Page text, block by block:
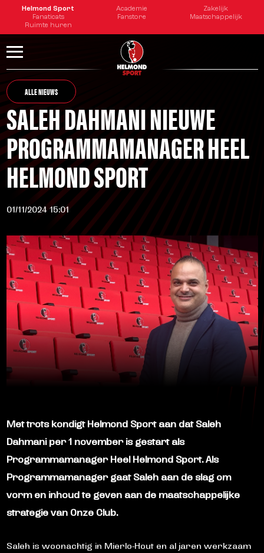
Helmond Sport Academie
Zakelijk
Fanaticats
Fanstore
Maatschappelijk
Ruimte huren
ALLE NIEUWS
SALEH DAHMANI NIEUWE
PROGRAMMAMANAGER HEEL
HELMOND SPORT
01/11/2024 15:01
Met trots kondigt Helmond Sport aan dat Saleh
Dahmani per 1 november is gestart als
Programmamanager Heel Helmond Sport. Als
Programmamanager gaat Saleh aan de slag om
vorm en inhoud te geven aan de maatschappelijke
strategie van Onze Club.
Saleh is woonachtig in Mierlo-Hout en al jaren werkzaam